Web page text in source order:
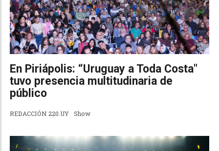
En Piriápolis: “Uruguay a Toda Costa"
tuvo presencia multitudinaria de
público
REDACCIÓN 220.UY Show